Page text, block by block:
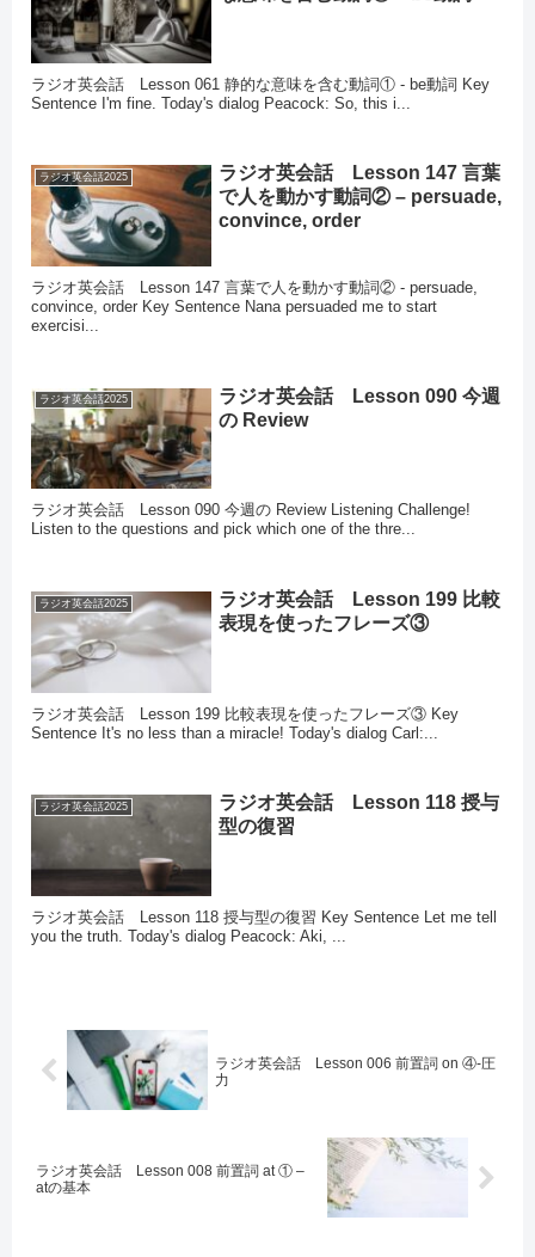
ラジオ英会話 Lesson 061 静的な意味を含む動詞① - be動詞 Key
Sentence I'm fine. Today's dialog Peacock: So, this i...
ラジオ英会話2025
ラジオ英会話 Lesson 147 言葉
で人を動かす動詞② – persuade,
convince, order
ラジオ英会話 Lesson 147 言葉で人を動かす動詞② - persuade,
convince, order Key Sentence Nana persuaded me to start
exercisi...
ラジオ英会話2025
ラジオ英会話 Lesson 090 今週
の Review
ラジオ英会話 Lesson 090 今週の Review Listening Challenge!
Listen to the questions and pick which one of the thre...
ラジオ英会話2025
ラジオ英会話 Lesson 199 比較
表現を使ったフレーズ③
ラジオ英会話 Lesson 199 比較表現を使ったフレーズ③ Key
Sentence It's no less than a miracle! Today's dialog Carl:...
ラジオ英会話2025
ラジオ英会話 Lesson 118 授与
型の復習
ラジオ英会話 Lesson 118 授与型の復習 Key Sentence Let me tell
you the truth. Today's dialog Peacock: Aki, ...
ラジオ英会話 Lesson 006 前置詞 on ④-圧
力
ラジオ英会話 Lesson 008 前置詞 at ① –
atの基本